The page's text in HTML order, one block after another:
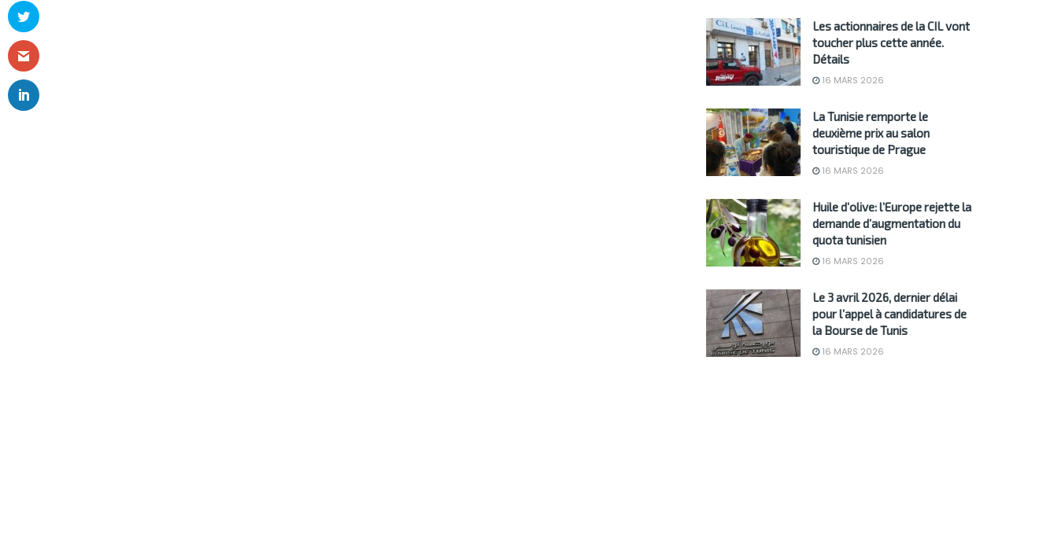
Les actionnaires de la CIL vont
toucher plus cette année.
Détails
16 MARS 2026
La Tunisie remporte le
deuxième prix au salon
touristique de Prague
16 MARS 2026
Huile d’olive: l’Europe rejette la
demande d’augmentation du
quota tunisien
16 MARS 2026
Le 3 avril 2026, dernier délai
pour l’appel à candidatures de
la Bourse de Tunis
16 MARS 2026